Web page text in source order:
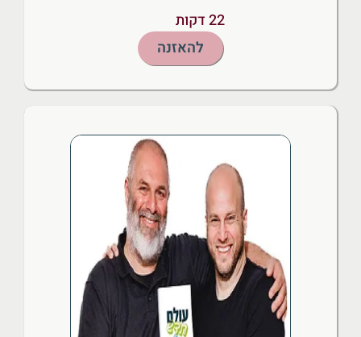
22 דקות
להאזנה